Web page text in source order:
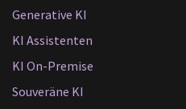
Generative KI
KI Assistenten
KI On-Premise
Souveräne KI